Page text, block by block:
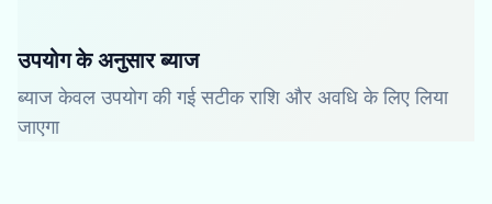
उपयोग के अनुसार ब्याज
ब्याज केवल उपयोग की गई सटीक राशि और अवधि के लिए लिया
जाएगा